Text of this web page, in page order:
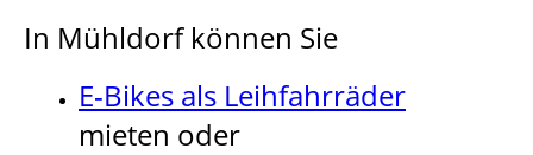
In Mühldorf können Sie
E-Bikes als Leihfahrräder
mieten oder